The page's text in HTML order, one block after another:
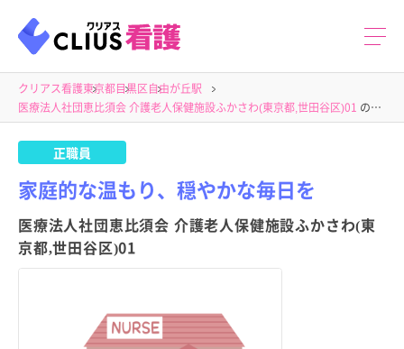
クリアス看護東京都目黒区自由が丘駅
医療法人社団恵比須会 介護老人保健施設ふかさわ(東京都,世田谷区)01 の求人
正職員
家庭的な温もり、穏やかな毎日を
医療法人社団恵比須会 介護老人保健施設ふかさわ(東
京都,世田谷区)01